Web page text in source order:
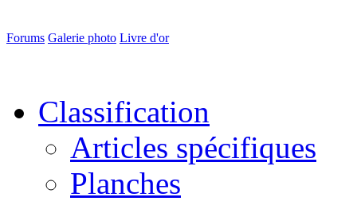
Forums Galerie photo Livre d'or
Classification
Articles spécifiques
Planches